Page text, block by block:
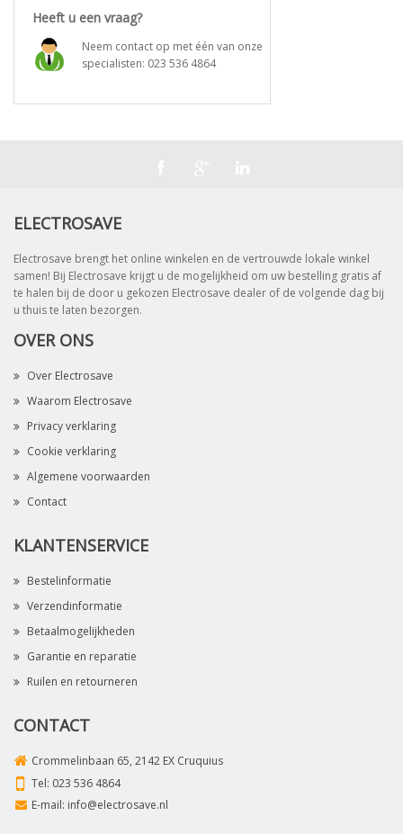
Heeft u een vraag?
Neem contact op met één van onze
specialisten: 023 536 4864
ELECTROSAVE
Electrosave brengt het online winkelen en de vertrouwde lokale winkel
samen! Bij Electrosave krijgt u de mogelijkheid om uw bestelling gratis af
te halen bij de door u gekozen Electrosave dealer of de volgende dag bij
u thuis te laten bezorgen.
OVER ONS
Over Electrosave
Waarom Electrosave
Privacy verklaring
Cookie verklaring
Algemene voorwaarden
Contact
KLANTENSERVICE
Bestelinformatie
Verzendinformatie
Betaalmogelijkheden
Garantie en reparatie
Ruilen en retourneren
CONTACT
Crommelinbaan 65, 2142 EX Cruquius
Tel: 023 536 4864
E-mail: info@electrosave.nl